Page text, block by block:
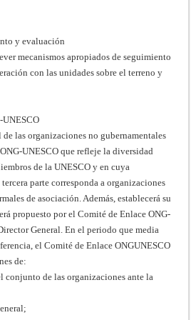
y evaluación
mecanismos apropiados de seguimiento
con las unidades sobre el terreno y
UNESCO
las organizaciones no gubernamentales
UNESCO que refleje la diversidad
de la UNESCO y en cuya
parte corresponda a organizaciones
de asociación. Además, establecerá su
propuesto por el Comité de Enlace ONG-
General. En el periodo que media
el Comité de Enlace ONGUNESCO
de:
conjunto de las organizaciones ante la